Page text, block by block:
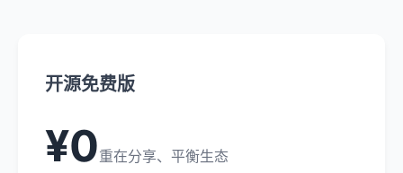
开源免费版
¥0重在分享、平衡生态